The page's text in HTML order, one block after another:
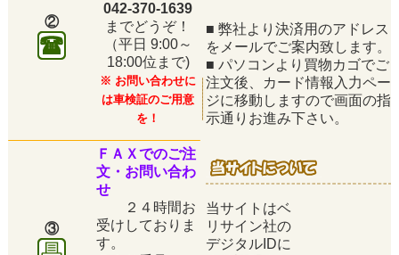
②
042-370-1639
までどうぞ！
（平日 9:00～
18:00位まで)
※ お問い合わせに
は車検証のご用意
を！
■ 弊社より決済用のアドレス
をメールでご案内致します。
■ パソコンより買物カゴでご
注文後、カード情報入力ペー
ジに移動しますので画面の指
示通りお進み下さい。
③
ＦＡＸでのご注
文・お問い合わ
せ
２４時間お
受けしておりま
す。
当サイトはベ
リサイン社の
デジタルIDに